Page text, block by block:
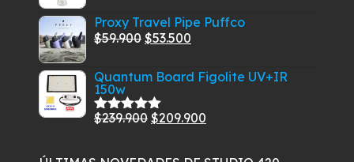
$29.500.$26.900.
original
era:
actual
Proxy Travel Pipe Puffco
$59.900 El
original
era:
$59.900.
$53.500
actual
$53.500.
Quantum Board Figolite UV+IR
150w
Valorado
$239.900 El
original
$209.900
actual